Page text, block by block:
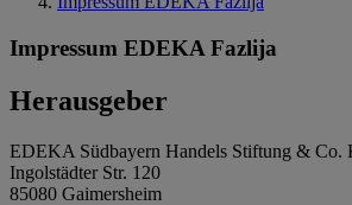
Impressum EDEKA Fazlija
Herausgeber
EDEKA Südbayern Handels Stiftung & Co.
Ingolstädter Str. 120
85080 Gaimersheim